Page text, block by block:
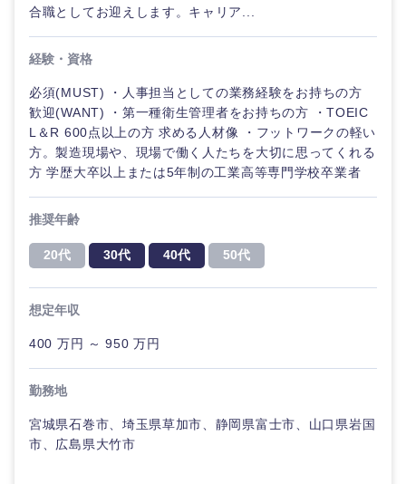
中国・四国地方
鳥取県 島根県
岡山県 広島県
合職としてお迎えします。キャリア...
経験・資格
必須(MUST) ・人事担当としての業務経験をお持ちの方
歓迎(WANT) ・第一種衛生管理者をお持ちの方 ・TOEIC
L＆R 600点以上の方 求める人材像 ・フットワークの軽い
方。製造現場や、現場で働く人たちを大切に思ってくれる
方 学歴大卒以上または5年制の工業高等専門学校卒業者
推奨年齢
20代 30代 40代 50代
想定年収
400 万円 ～ 950 万円
勤務地
宮城県石巻市、埼玉県草加市、静岡県富士市、山口県岩国
市、広島県大竹市